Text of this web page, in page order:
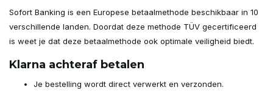
Sofort Banking is een Europese betaalmethode beschikbaar in 10
verschillende landen. Doordat deze methode TÜV gecertificeerd
is weet je dat deze betaalmethode ook optimale veiligheid biedt.
Klarna achteraf betalen
Je bestelling wordt direct verwerkt en verzonden.